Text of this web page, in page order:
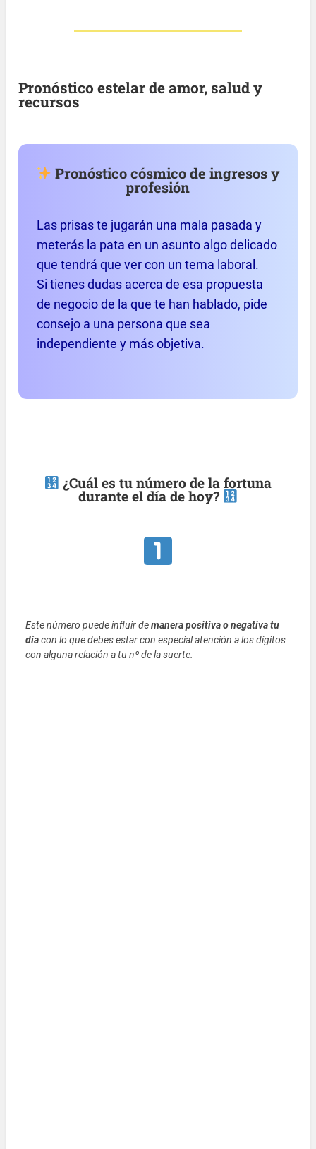
Pronóstico estelar de amor, salud y
recursos
Pronóstico cósmico de ingresos y
profesión
Las prisas te jugarán una mala pasada y
meterás la pata en un asunto algo delicado
que tendrá que ver con un tema laboral.
Si tienes dudas acerca de esa propuesta
de negocio de la que te han hablado, pide
consejo a una persona que sea
independiente y más objetiva.
¿Cuál es tu número de la fortuna
durante el día de hoy?
Este número puede influir demanera positiva o negativa tu
díacon lo que debes estar con especial atención a los dígitos
con alguna relación a tu nº de la suerte.